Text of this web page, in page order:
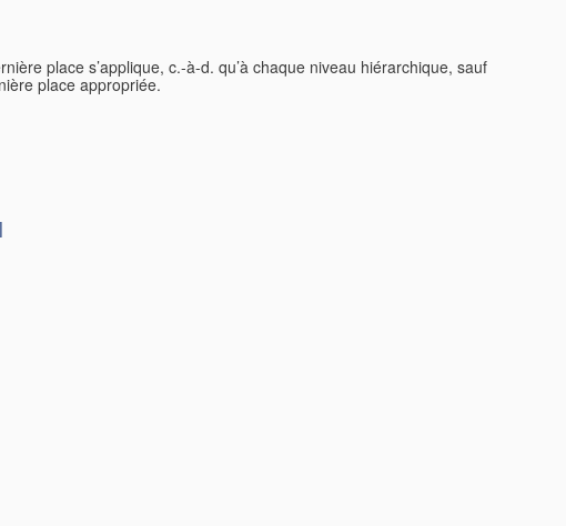
place s’applique, c.-à-d. qu’à chaque niveau hiérarchique, sauf
place appropriée.